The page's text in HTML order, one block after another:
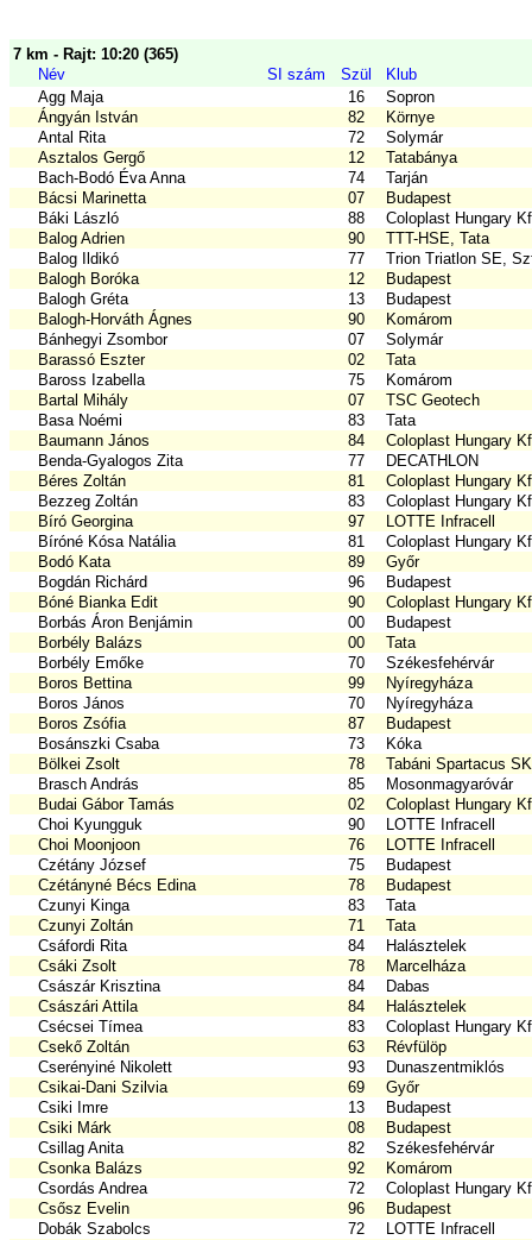
7 km - Rajt: 10:20 (365)
Név
SI szám Szül
Klub
Agg Maja
16
Sopron
Ángyán István
82
Környe
Antal Rita
72
Solymár
Asztalos Gergő
12
Tatabánya
Bach-Bodó Éva Anna
74
Tarján
Bácsi Marinetta
07
Budapest
Báki László
88
Coloplast Hungary
Balog Adrien
90
TTT-HSE, Tata
Balog Ildikó
77
Trion Triatlon SE,
Balogh Boróka
12
Budapest
Balogh Gréta
13
Budapest
Balogh-Horváth Ágnes
90
Komárom
Bánhegyi Zsombor
07
Solymár
Barassó Eszter
02
Tata
Baross Izabella
75
Komárom
Bartal Mihály
07
TSC Geotech
Basa Noémi
83
Tata
Baumann János
84
Coloplast Hungary
Benda-Gyalogos Zita
77
DECATHLON
Béres Zoltán
81
Coloplast Hungary
Bezzeg Zoltán
83
Coloplast Hungary
Bíró Georgina
97
LOTTE Infracell
Bíróné Kósa Natália
81
Coloplast Hungary
Bodó Kata
89
Győr
Bogdán Richárd
96
Budapest
Bóné Bianka Edit
90
Coloplast Hungary
Borbás Áron Benjámin
00
Budapest
Borbély Balázs
00
Tata
Borbély Emőke
70
Székesfehérvár
Boros Bettina
99
Nyíregyháza
Boros János
70
Nyíregyháza
Boros Zsófia
87
Budapest
Bosánszki Csaba
73
Kóka
Bölkei Zsolt
78
Tabáni Spartacus
Brasch András
85
Mosonmagyaróvár
Budai Gábor Tamás
02
Coloplast Hungary
Choi Kyungguk
90
LOTTE Infracell
Choi Moonjoon
76
LOTTE Infracell
Czétány József
75
Budapest
Czétányné Bécs Edina
78
Budapest
Czunyi Kinga
83
Tata
Czunyi Zoltán
71
Tata
Csáfordi Rita
84
Halásztelek
Csáki Zsolt
78
Marcelháza
Császár Krisztina
84
Dabas
Császári Attila
84
Halásztelek
Csécsei Tímea
83
Coloplast Hungary
Csekő Zoltán
63
Révfülöp
Cserényiné Nikolett
93
Dunaszentmiklós
Csikai-Dani Szilvia
69
Győr
Csiki Imre
13
Budapest
Csiki Márk
08
Budapest
Csillag Anita
82
Székesfehérvár
Csonka Balázs
92
Komárom
Csordás Andrea
72
Coloplast Hungary
Csősz Evelin
96
Budapest
Dobák Szabolcs
72
LOTTE Infracell